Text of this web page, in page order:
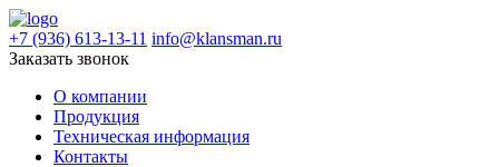
+7 (936) 613-13-11 info@klansman.ru
Заказать звонок
О компании
Продукция
Техническая информация
Контакты